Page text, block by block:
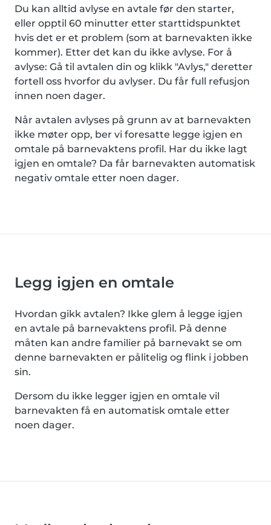
Du kan alltid avlyse en avtale før den starter,
eller opptil 60 minutter etter starttidspunktet
hvis det er et problem (som at barnevakten ikke
kommer). Etter det kan du ikke avlyse. For å
avlyse: Gå til avtalen din og klikk "Avlys," deretter
fortell oss hvorfor du avlyser. Du får full refusjon
innen noen dager.
Når avtalen avlyses på grunn av at barnevakten
ikke møter opp, ber vi foresatte legge igjen en
omtale på barnevaktens profil. Har du ikke lagt
igjen en omtale? Da får barnevakten automatisk
negativ omtale etter noen dager.
Legg igjen en omtale
Hvordan gikk avtalen? Ikke glem å legge igjen
en avtale på barnevaktens profil. På denne
måten kan andre familier på barnevakt se om
denne barnevakten er pålitelig og flink i jobben
sin.
Dersom du ikke legger igjen en omtale vil
barnevakten få en automatisk omtale etter
noen dager.